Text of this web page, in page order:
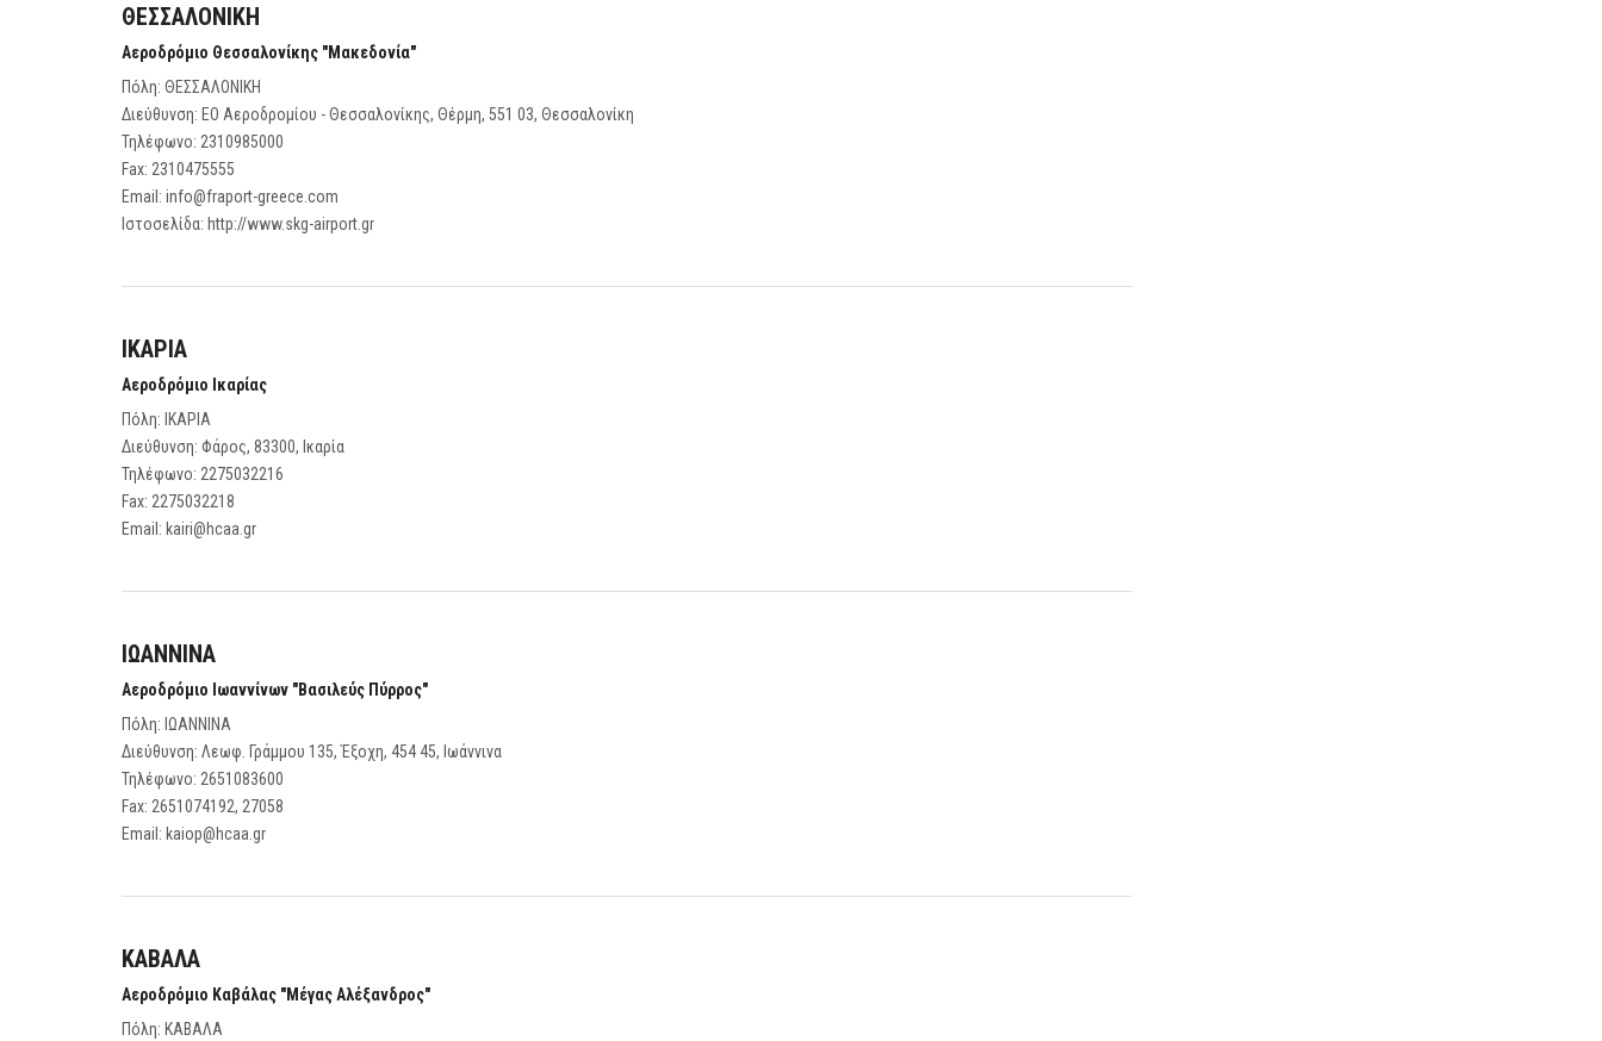
ΘΕΣΣΑΛΟΝΙΚΗ
Αεροδρόμιο Θεσσαλονίκης "Μακεδονία"
Πόλη: ΘΕΣΣΑΛΟΝΙΚΗ
Διεύθυνση: ΕΟ Αεροδρομίου - Θεσσαλονίκης, Θέρμη, 551 03, Θεσσαλονίκη
Τηλέφωνο: 2310985000
Fax: 2310475555
Email: info@fraport-greece.com
Ιστοσελίδα: http://www.skg-airport.gr
ΙΚΑΡΙΑ
Αεροδρόμιο Ικαρίας
Πόλη: ΙΚΑΡΙΑ
Διεύθυνση: Φάρος, 83300, Ικαρία
Τηλέφωνο: 2275032216
Fax: 2275032218
Email: kairi@hcaa.gr
ΙΩΑΝΝΙΝΑ
Αεροδρόμιο Ιωαννίνων "Βασιλεύς Πύρρος"
Πόλη: ΙΩΑΝΝΙΝΑ
Διεύθυνση: Λεωφ. Γράμμου 135, Έξοχη, 454 45, Ιωάννινα
Τηλέφωνο: 2651083600
Fax: 2651074192, 27058
Email: kaiop@hcaa.gr
ΚΑΒΑΛΑ
Αεροδρόμιο Καβάλας "Μέγας Αλέξανδρος"
Πόλη: ΚΑΒΑΛΑ